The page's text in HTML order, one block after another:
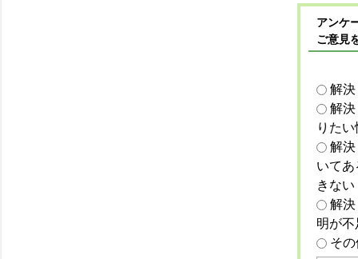
アンケ
ご意見
解
解
りた
解
いて
きない
解
明が
そ